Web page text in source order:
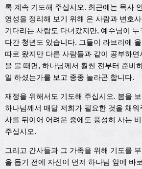
록 계속 기도해 주십시오. 최근에는 목사
영성을 정리해 보기 위해 온 사람과 변호
기다리는 사람도 다녀갔지만, 예수님이
다간 청년도 있습니다. 그들이 라브리에
따로 왔지만 다른 사람들과 같이 공부하
을 볼 때면, 하나님께서 훨씬 전부터 준비
일 하셨는가를 보고 종종 놀라곤 합니다.
재정을 위해서도 기도해 주십시오. 봄을
하나님께서 매달 저희가 필요한 것을 채워
사를 뒤이어 어려운 중에도 풍성히 사는
주십시오.
그리고 간사들과 그 가족을 위해 기도를
을 돕기 전에 자신이 먼저 하나님 앞에 바